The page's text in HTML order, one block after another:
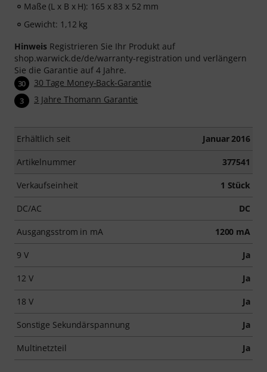
Maße (L x B x H): 165 x 83 x 52 mm
Gewicht: 1,12 kg
Hinweis Registrieren Sie Ihr Produkt auf
shop.warwick.de/de/warranty-registration und verlängern
Sie die Garantie auf 4 Jahre.
30 30 Tage Money-Back-Garantie
3 3 Jahre Thomann Garantie
Erhältlich seit Januar 2016
Artikelnummer 377541
Verkaufseinheit 1 Stück
DC/AC DC
Ausgangsstrom in mA 1200 mA
9 V Ja
12 V Ja
18 V Ja
Sonstige Sekundärspannung Ja
Multinetzteil Ja